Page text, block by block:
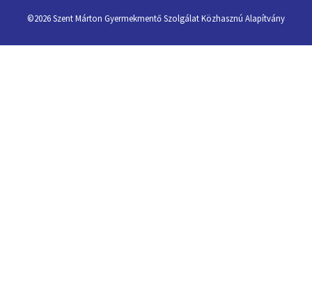
©2026Szent Márton Gyermekmentő Szolgálat Közhasznú Alapítvány